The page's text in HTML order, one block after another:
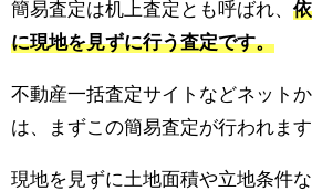
簡易査定は机上査定とも呼ばれ、
に現地を見ずに行う査定です。
不動産一括査定サイトなどネット
は、まずこの簡易査定が行われます
現地を見ずに土地面積や立地条件